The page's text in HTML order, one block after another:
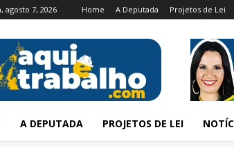
agosto 7, 2026 Home A Deputada Projetos de Lei
A DEPUTADA PROJETOS DE LEI